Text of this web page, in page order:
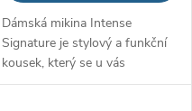
Dámská mikina Intense
Signature je stylový a funkční
kousek, který se u vás
rozhodně neztratí. Pyšní se